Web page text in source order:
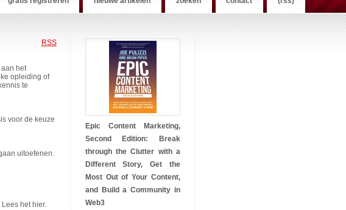
RSS
het
opleiding of
te
voor de keuze
uitoefenen.
het hier.
Epic Content Marketing,
Second Edition: Break
through the Clutter with a
Different Story, Get the
Most Out of Your Content,
and Build a Community in
Web3